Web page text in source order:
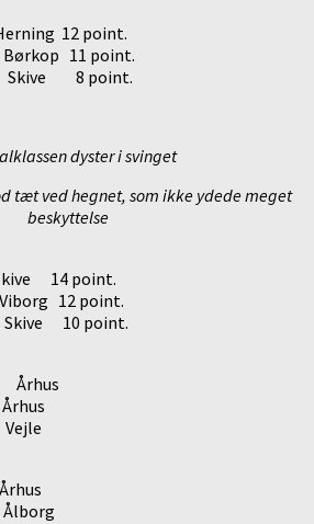
12 point.
11 point.
Skive 8 point.
dyster i svinget
tæt ved hegnet, som ikke ydede meget
beskyttelse
14 point.
12 point.
10 point.
Århus